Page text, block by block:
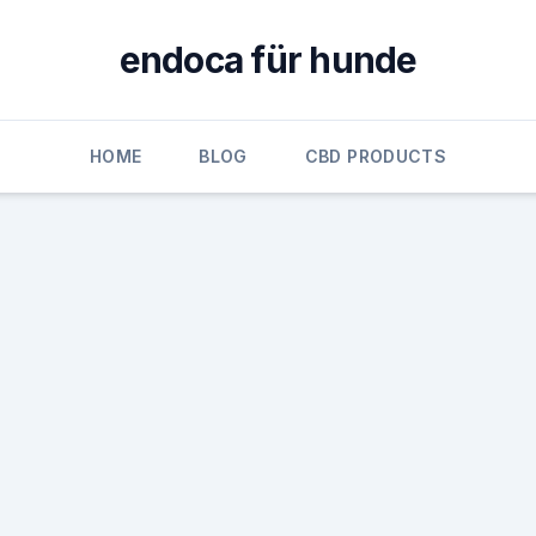
endoca für hunde
HOME BLOG CBD PRODUCTS